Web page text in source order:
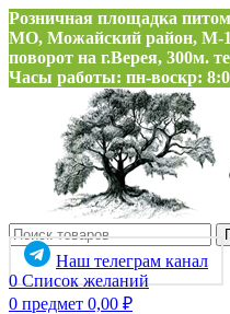
Розничная площадка
МО, Можайский район, М-1
поворот на г.Верея, 300м.
Часы работы: пн-воскр:
Наш телеграм канал
0 Список желаний
0 предмет 0,00 ₽